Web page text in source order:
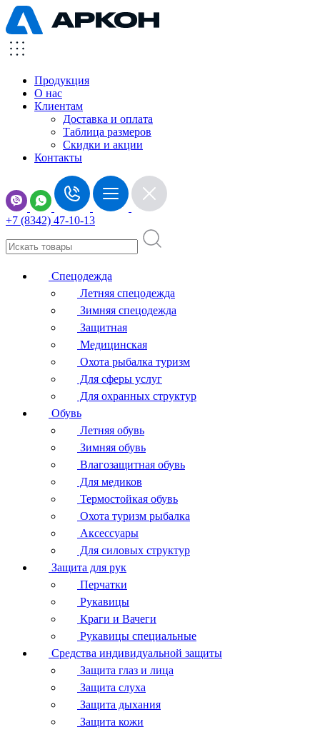
Продукция
О нас
Клиентам
Доставка и оплата
Таблица размеров
Скидки и акции
Контакты
+7 (8342) 47-10-13
Спецодежда
Летняя спецодежда
Зимняя спецодежда
Защитная
Медицинская
Охота рыбалка туризм
Для сферы услуг
Для охранных структур
Обувь
Летняя обувь
Зимняя обувь
Влагозащитная обувь
Для медиков
Термостойкая обувь
Охота туризм рыбалка
Аксессуары
Для силовых структур
Защита для рук
Перчатки
Рукавицы
Краги и Вачеги
Рукавицы специальные
Средства индивидуальной защиты
Защита глаз и лица
Защита слуха
Защита дыхания
Защита кожи